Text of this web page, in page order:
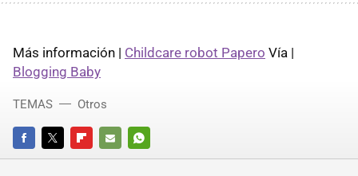
Más información | Childcare robot Papero Vía |
Blogging Baby
FACEBOOKTWITTERFLIPBOARD
E-
WHATSAPP
TEMAS Otros